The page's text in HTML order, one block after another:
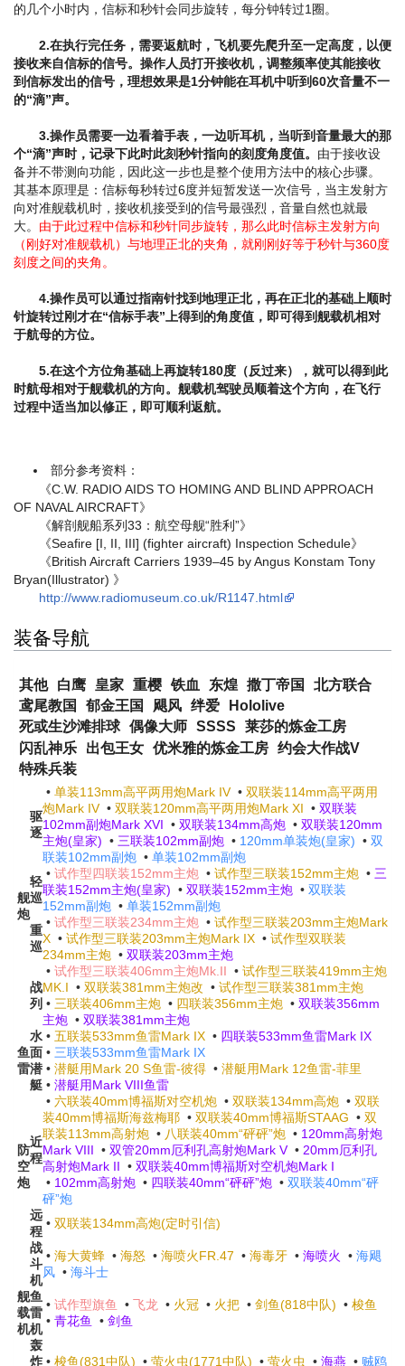
的几个小时内，信标和秒针会同步旋转，每分钟转过1圈。
2.在执行完任务，需要返航时，飞机要先爬升至一定高度，以便
接收来自信标的信号。操作人员打开接收机，调整频率使其能接收
到信标发出的信号，理想效果是1分钟能在耳机中听到60次音量不一
的“滴”声。
3.操作员需要一边看着手表，一边听耳机，当听到音量最大的那
个“滴”声时，记录下此时此刻秒针指向的刻度角度值。 由于接收设
备并不带测向功能，因此这一步也是整个使用方法中的核心步骤。
其基本原理是：信标每秒转过6度并短暂发送一次信号，当主发射方
向对准舰载机时，接收机接受到的信号最强烈，音量自然也就最
大。 由于此过程中信标和秒针同步旋转，那么此时信标主发射方向
（刚好对准舰载机）与地理正北的夹角，就刚刚好等于秒针与360度
刻度之间的夹角。
4.操作员可以通过指南针找到地理正北，再在正北的基础上顺时
针旋转过刚才在“信标手表”上得到的角度值，即可得到舰载机相对
于航母的方位。
5.在这个方位角基础上再旋转180度（反过来），就可以得到此
时航母相对于舰载机的方向。舰载机驾驶员顺着这个方向，在飞行
过程中适当加以修正，即可顺利返航。
部分参考资料：
《C.W. RADIO AIDS TO HOMING AND BLIND APPROACH
OF NAVAL AIRCRAFT》
《解剖舰船系列33：航空母舰“胜利”》
《Seafire [I, II, III] (fighter aircraft) Inspection Schedule》
《British Aircraft Carriers 1939–45 by Angus Konstam Tony
Bryan(Illustrator) 》
http://www.radiomuseum.co.uk/R1147.html
装备导航
其他 白鹰 皇家 重樱 铁血 东煌 撒丁帝国
北方联合
鸢尾教国
郁金王国 飓风 绊爱
Hololive
死或生沙滩排球 偶像大师 SSSS
莱莎的炼金工房
闪乱神乐
出包王女 优米雅的炼金工房 约会大作战V
特殊兵装
舰
炮
驱
逐
• 单装113mm高平两用炮Mark IV • 双联装114mm高平两用
炮Mark IV • 双联装120mm高平两用炮Mark XI • 双联装
102mm副炮Mark XVI • 双联装134mm高炮 • 双联装120mm
主炮(皇家) • 三联装102mm副炮 • 120mm单装炮(皇家) • 双
联装102mm副炮 • 单装102mm副炮
轻
巡
• 试作型四联装152mm主炮 • 试作型三联装152mm主炮 • 三
联装152mm主炮(皇家) • 双联装152mm主炮 • 双联装
152mm副炮 • 单装152mm副炮
重
巡
• 试作型三联装234mm主炮 • 试作型三联装203mm主炮Mark
X • 试作型三联装203mm主炮Mark IX • 试作型双联装
234mm主炮 • 双联装203mm主炮
战
列
• 试作型三联装406mm主炮Mk.II • 试作型三联装419mm主炮
MK.I • 双联装381mm主炮改 • 试作型三联装381mm主炮
• 三联装406mm主炮 • 四联装356mm主炮 • 双联装356mm
主炮 • 双联装381mm主炮
鱼
雷
水
面
• 五联装533mm鱼雷Mark IX • 四联装533mm鱼雷Mark IX
• 三联装533mm鱼雷Mark IX
潜
艇
• 潜艇用Mark 20 S鱼雷-彼得 • 潜艇用Mark 12鱼雷-菲里
• 潜艇用Mark VIII鱼雷
防
空
炮
近
程
• 六联装40mm博福斯对空机炮 • 双联装134mm高炮 • 双联
装40mm博福斯海兹梅耶 • 双联装40mm博福斯STAAG • 双
联装113mm高射炮 • 八联装40mm“砰砰”炮 • 120mm高射炮
Mark VIII • 双管20mm厄利孔高射炮Mark V • 20mm厄利孔
高射炮Mark II • 双联装40mm博福斯对空机炮Mark I
• 102mm高射炮 • 四联装40mm“砰砰”炮 • 双联装40mm“砰
砰”炮
远
程
• 双联装134mm高炮(定时引信)
舰
载
机
战
斗
机
• 海大黄蜂 • 海怒 • 海喷火FR.47 • 海毒牙 • 海喷火 • 海飓
风 • 海斗士
鱼
雷
机
• 试作型旗鱼 • 飞龙 • 火冠 • 火把 • 剑鱼(818中队) • 梭鱼
• 青花鱼 • 剑鱼
轰
炸 • 梭鱼(831中队) • 萤火虫(1771中队) • 萤火虫 • 海燕 • 贼鸥